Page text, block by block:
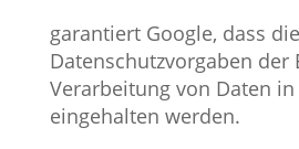
garantiert Google, dass die
Datenschutzvorgaben der
Verarbeitung von Daten in
eingehalten werden.